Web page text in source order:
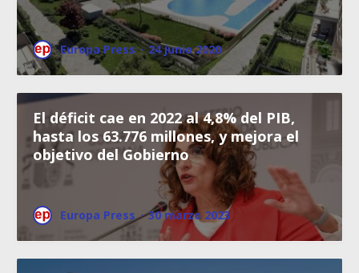
Europa Press · 24 junio 2020
El déficit cae en 2022 al 4,8% del PIB,
hasta los 63.776 millones, y mejora el
objetivo del Gobierno
Europa Press · 30 marzo 2023